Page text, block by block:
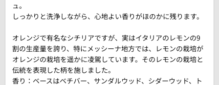
ュ。
しっかりと洗浄しながら、心地よい香りがほのかに残ります。
オレンジで有名なシチリアですが、実はイタリアのレモンの9
割の生産量を誇り、特にメッシーナ地方では、レモンの栽培が
オレンジの栽培を遥かに凌駕しています。そのレモンの栽培と
伝統を表現した柄を施しました。
香り：ベースはベチバー、サンダルウッド、シダーウッド、ト